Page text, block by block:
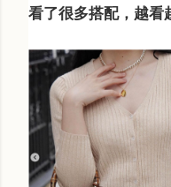
看了很多搭配，越看